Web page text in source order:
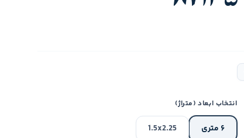
انتخاب ابعاد (متراژ)
۶ متری 1.5x2.25